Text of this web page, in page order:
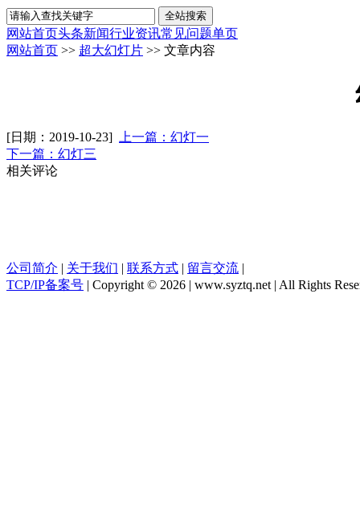
网站首页头条新闻行业资讯常见问题单页
网站首页 >> 超大幻灯片 >> 文章内容
[日期：2019-10-23]
上一篇：幻灯一
下一篇：幻灯三
相关评论
公司简介 | 关于我们 | 联系方式 | 留言交流 |
TCP/IP备案号 | Copyright © 2026 | www.syztq.net | All Rights